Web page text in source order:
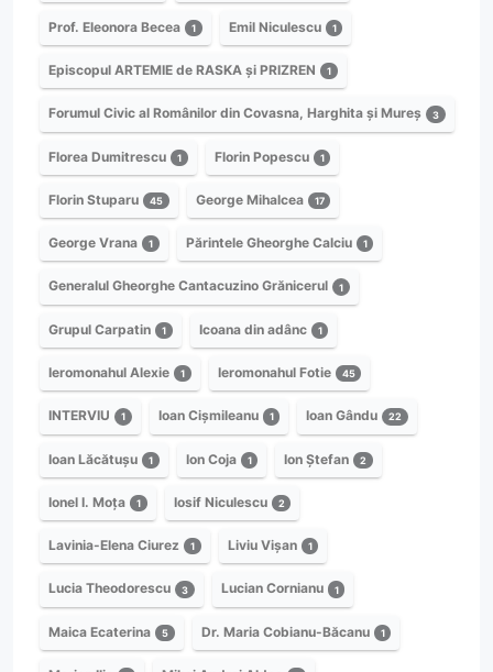
Prof. Eleonora Becea 1 Emil Niculescu 1
Episcopul ARTEMIE de RASKA și PRIZREN 1
Forumul Civic al Românilor din Covasna, Harghita și Mureș 3
Florea Dumitrescu 1 Florin Popescu 1
Florin Stuparu 45 George Mihalcea 17
George Vrana 1 Părintele Gheorghe Calciu 1
Generalul Gheorghe Cantacuzino Grănicerul 1
Grupul Carpatin 1 Icoana din adânc 1
Ieromonahul Alexie 1 Ieromonahul Fotie 45
INTERVIU 1 Ioan Cișmileanu 1 Ioan Gându 22
Ioan Lăcătușu 1 Ion Coja 1 Ion Ștefan 2
Ionel I. Moța 1 Iosif Niculescu 2
Lavinia-Elena Ciurez 1 Liviu Vișan 1
Lucia Theodorescu 3 Lucian Cornianu 1
Maica Ecaterina 5 Dr. Maria Cobianu-Băcanu 1